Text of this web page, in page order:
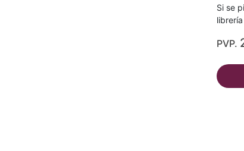
Si se
PVP.